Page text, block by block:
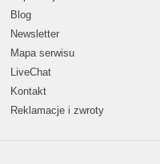
Blog
Newsletter
Mapa serwisu
LiveChat
Kontakt
Reklamacje i zwroty